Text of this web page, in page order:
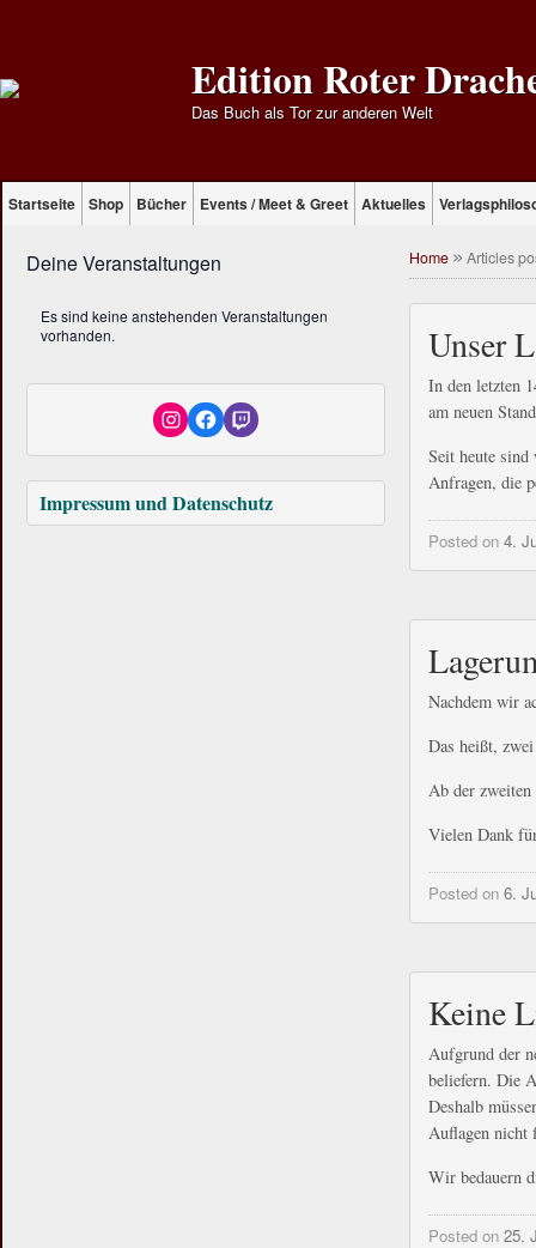
Edition Roter
Das Buch als Tor zur anderen Welt
Startseite Shop Bücher Events / Meet & Greet Aktuelles
Deine Veranstaltungen
Es sind keine anstehenden Veranstaltungen
vorhanden.
Impressum und Datenschutz
Home » Articles
Unser
In den letzten
am neuen
Seit heute
Anfragen, die
Posted on 4.
Nachdem wir
Das heißt,
Ab der
Vielen Dank
Posted on 6.
Keine
Aufgrund der
beliefern. Die
Deshalb
Auflagen nicht
Wir bedauern
Posted on 25.